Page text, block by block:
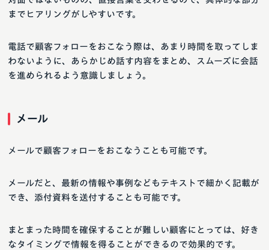
までヒアリングがしやすいです。
電話で顧客フォローをおこなう際は、あまり時間を取ってしま
わないように、あらかじめ話す内容をまとめ、スムーズに会話
を進められるよう意識しましょう。
メール
メールで顧客フォローをおこなうことも可能です。
メールだと、最新の情報や事例などもテキストで細かく記載が
でき、添付資料を送付することも可能です。
まとまった時間を確保することが難しい顧客にとっては、好き
なタイミングで情報を得ることができるので効果的です。